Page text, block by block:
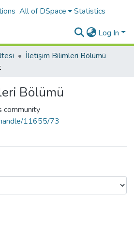
All of DSpace Statistics
Log In
İletişim Bilimleri Bölümü
Bölümü
community
11655/73